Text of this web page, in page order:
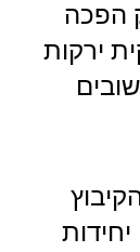
הפכה
ירקות